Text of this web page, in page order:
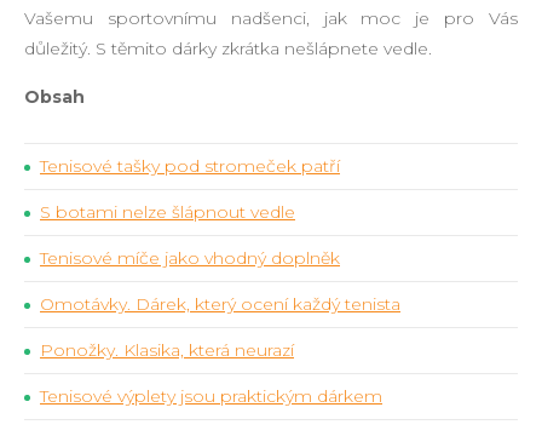
Vašemu sportovnímu nadšenci, jak moc je pro Vás
důležitý. S těmito dárky zkrátka nešlápnete vedle.
Obsah
Tenisové tašky pod stromeček patří
S botami nelze šlápnout vedle
Tenisové míče jako vhodný doplněk
Omotávky. Dárek, který ocení každý tenista
Ponožky. Klasika, která neurazí
Tenisové výplety jsou praktickým dárkem